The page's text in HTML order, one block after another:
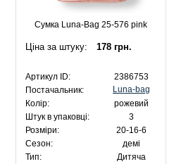
Сумка Luna-Bag 25-576 pink
Ціна за штуку: 178 грн.
Артикул ID:
2386753
Постачальник:
Luna-bag
Колір:
рожевий
Штук в упаковці:
3
Розміри:
20-16-6
Сезон:
демі
Тип:
Дитяча